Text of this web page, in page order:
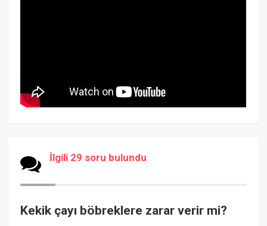
İlgili 29 soru bulundu
Kekik çayı böbreklere zarar verir mi?